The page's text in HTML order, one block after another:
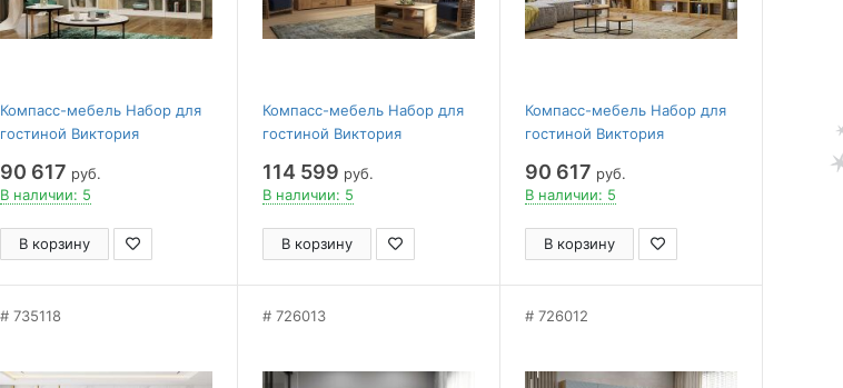
Компасс-мебель Набор для
гостиной Виктория
90 617 руб.
В наличии: 5
В корзину
Компасс-мебель Набор для
гостиной Виктория
114 599 руб.
В наличии: 5
В корзину
Компасс-мебель Набор для
гостиной Виктория
90 617 руб.
В наличии: 5
В корзину
735118 726013 726012